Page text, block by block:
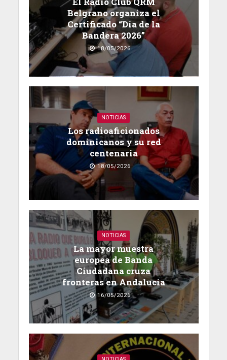
Belgrano organiza el
Certificado “Día de la
Bandera 2026”
18/05/2026
NOTICIAS
Los radioaficionados
dominicanos y su red
centenaria
18/05/2026
NOTICIAS
La mayor muestra
europea de Banda
Ciudadana cruza
fronteras en Andalucía
16/05/2026